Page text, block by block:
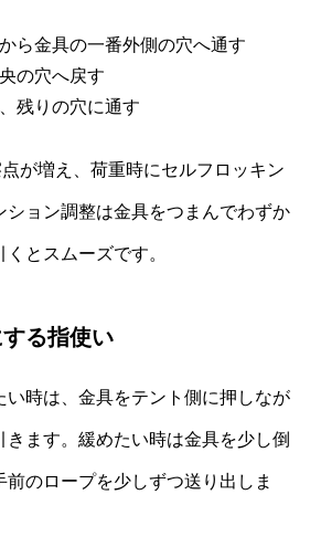
ら金具の一番外側の穴へ通す
の穴へ戻す
残りの穴に通す
が増え、荷重時にセルフロッキン
ション調整は金具をつまんでわずか
とスムーズです。
る指使い
い時は、金具をテント側に押しなが
きます。緩めたい時は金具を少し倒
前のロープを少しずつ送り出しま